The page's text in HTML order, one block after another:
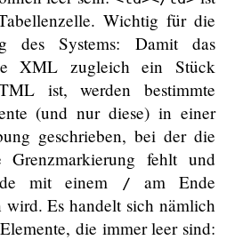
Wichtig für die
des Systems: Damit das
XML zugleich ein Stück
ist, werden bestimmte
(und nur diese) in einer
geschrieben, bei der die
Grenzmarkierung fehlt und
mit einem
/
am Ende
wird. Es handelt sich nämlich
die immer leer sind: